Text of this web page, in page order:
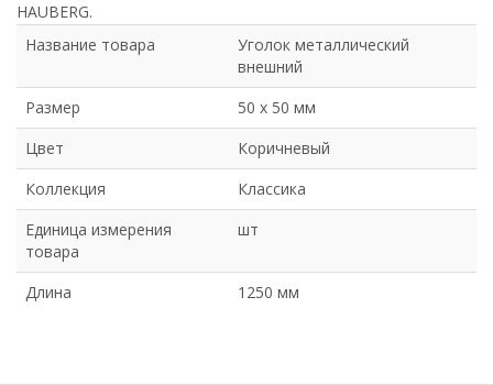
HAUBERG.
Название товара
Уголок металлический
внешний
Размер
50 х 50 мм
Цвет
Коричневый
Коллекция
Классика
Единица измерения
товара
шт
Длина 1250 мм